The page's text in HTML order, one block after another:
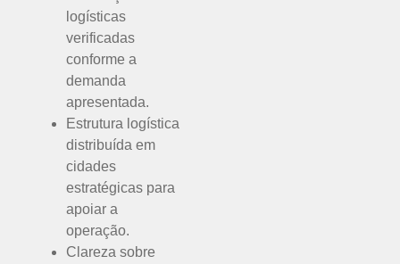
logísticas
verificadas
conforme a
demanda
apresentada.
Estrutura logística
distribuída em
cidades
estratégicas para
apoiar a
operação.
Clareza sobre